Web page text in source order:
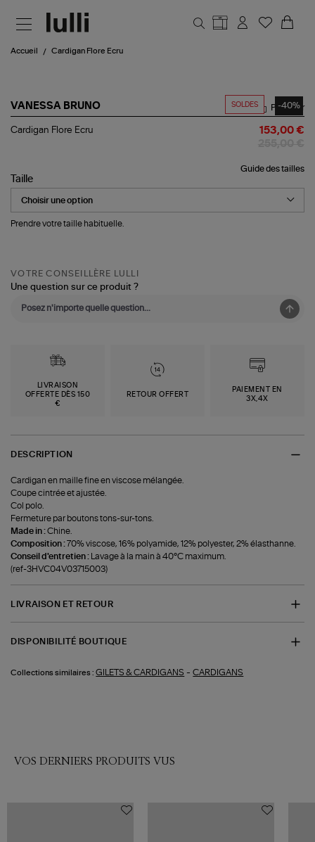
Accueil Cardigan Flore Ecru
SOLDES -40%
VANESSA BRUNO
Cardigan
Partager
Cardigan Flore Ecru 153,00 €
Guide des tailles
Taille
Prendre votre taille habituelle.
VOTRE CONSEILLÈRE LULLI
Une question sur ce produit ?
LIVRAISON
OFFERTE DÈS 150
€
RETOUR OFFERT
PAIEMENT EN
3X,4X
DESCRIPTION
Cardigan en maille fine en viscose mélangée.
Coupe cintrée et ajustée.
Col polo.
Fermeture par boutons tons-sur-tons.
Made in :Chine.
Composition :70% viscose, 16% polyamide, 12% polyester, 2% élasthanne.
Conseil d'entretien :
Lavage à la main à 40°C maximum.
(ref-3HVC04V03715003)
LIVRAISON ET RETOUR
DISPONIBILITÉ BOUTIQUE
Collections similaires : GILETS & CARDIGANS -CARDIGANS
VOS DERNIERS PRODUITS VUS